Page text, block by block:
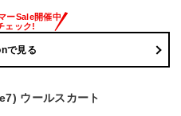
で見る
ウールスカート